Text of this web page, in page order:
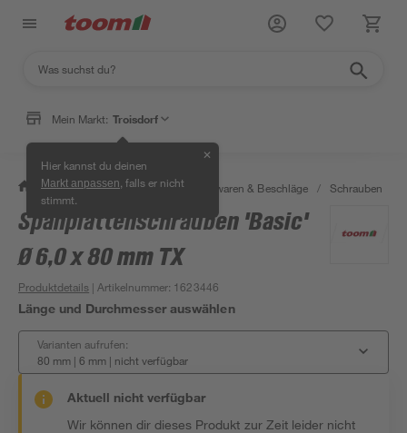
Mein Markt: Troisdorf
Hier kannst du deinen
Markt anpassen , falls er nicht
stimmt.
✕
/ Werkstatt & Maschinen / Eisenwaren & Beschläge / Schrauben
Spanplattenschrauben 'Basic'
Ø 6,0 x 80 mm TX
Produktdetails | Artikelnummer: 1623446
Länge und Durchmesser auswählen
Varianten aufrufen:
80 mm | 6 mm | nicht verfügbar
Aktuell nicht verfügbar
Wir können dir dieses Produkt zur Zeit leider nicht